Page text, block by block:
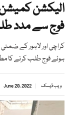
الیکشن کمیشن
فوج سے مدد
کراچی اور لاہور کے ضمنی
ہوئے فوج طلب کرنے کا
ویب ڈیسک June 20, 2022